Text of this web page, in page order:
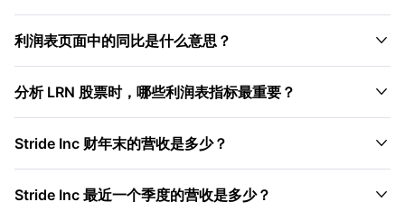
利润表页面中的同比是什么意思？ 
分析 LRN 股票时，哪些利润表指标最重要？ 
Stride Inc 财年末的营收是多少？ 
Stride Inc 最近一个季度的营收是多少？ 